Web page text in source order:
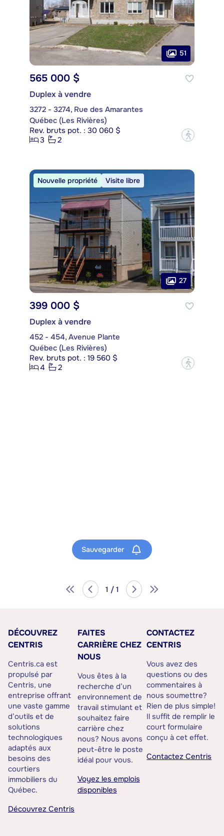
51
565 000 $
Duplex à vendre
3272 - 3274, Rue des Amarantes
Québec (Les Rivières)
Rev. bruts pot. : 30 060 $
3
2 ?
Nouvelle propriété Visite libre
27
399 000 $
Duplex à vendre
452 - 454, Avenue Plante
Québec (Les Rivières)
Rev. bruts pot. : 19 560 $
4
2 ?
Sauvegarder
1 / 1
DÉCOUVREZ
CENTRIS
Centris.ca est
propulsé par
Centris, une
entreprise offrant
une vaste gamme
d’outils et de
solutions
technologiques
adaptés aux
besoins des
courtiers
immobiliers du
Québec.
Découvrez Centris
FAITES
CARRIÈRE CHEZ
NOUS
Vous êtes à la
recherche d’un
environnement de
travail stimulant et
souhaitez faire
carrière chez
nous? Nous avons
peut-être le poste
idéal pour vous.
Voyez les emplois
disponibles
CONTACTEZ
CENTRIS
Vous avez des
questions ou des
commentaires à
nous soumettre?
Rien de plus simple!
Il suffit de remplir le
court formulaire
conçu à cet effet.
Contactez Centris